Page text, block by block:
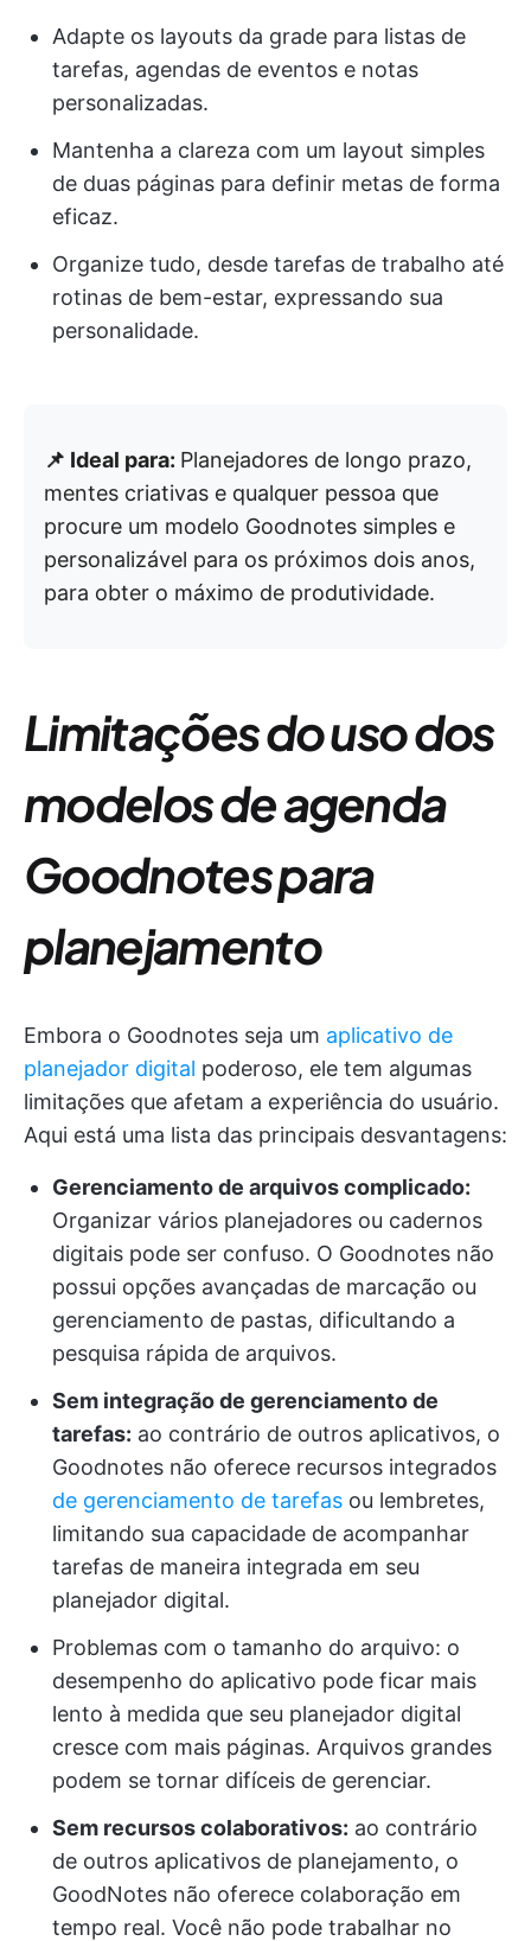
Adapte os layouts da grade para listas de
tarefas, agendas de eventos e notas
personalizadas.
Mantenha a clareza com um layout simples
de duas páginas para definir metas de forma
eficaz.
Organize tudo, desde tarefas de trabalho até
rotinas de bem-estar, expressando sua
personalidade.
📌 Ideal para: Planejadores de longo prazo,
mentes criativas e qualquer pessoa que
procure um modelo Goodnotes simples e
personalizável para os próximos dois anos,
para obter o máximo de produtividade.
Limitações do uso dos
modelos de agenda
Goodnotes para
planejamento
Embora o Goodnotes seja um aplicativo de
planejador digital poderoso, ele tem algumas
limitações que afetam a experiência do usuário.
Aqui está uma lista das principais desvantagens:
Gerenciamento de arquivos complicado:
Organizar vários planejadores ou cadernos
digitais pode ser confuso. O Goodnotes não
possui opções avançadas de marcação ou
gerenciamento de pastas, dificultando a
pesquisa rápida de arquivos.
Sem integração de gerenciamento de
tarefas: ao contrário de outros aplicativos, o
Goodnotes não oferece recursos integrados
de gerenciamento de tarefas ou lembretes,
limitando sua capacidade de acompanhar
tarefas de maneira integrada em seu
planejador digital.
Problemas com o tamanho do arquivo: o
desempenho do aplicativo pode ficar mais
lento à medida que seu planejador digital
cresce com mais páginas. Arquivos grandes
podem se tornar difíceis de gerenciar.
Sem recursos colaborativos: ao contrário
de outros aplicativos de planejamento, o
GoodNotes não oferece colaboração em
tempo real. Você não pode trabalhar no